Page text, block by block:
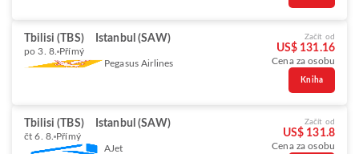
Tbilisi (TBS) Istanbul (SAW)
po 3. 8. Přímý
Pegasus Airlines
Začít od
US$ 131.16
Cena za osobu
Kniha
Tbilisi (TBS) Istanbul (SAW)
čt 6. 8. Přímý
AJet
Začít od
US$ 131.8
Cena za osobu